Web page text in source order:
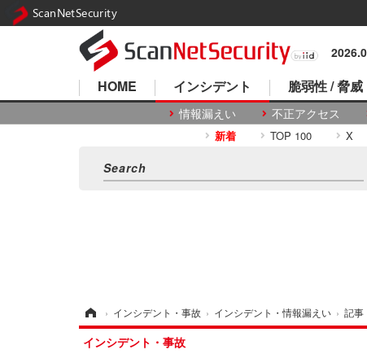
HOME インシデント
情報漏えい 不正アクセス
脆弱性 / 脅威
新着 TOP 100 X
› インシデント・事故 › インシデント・情報漏えい › 記事
インシデント・事故
ScanNetSecurity